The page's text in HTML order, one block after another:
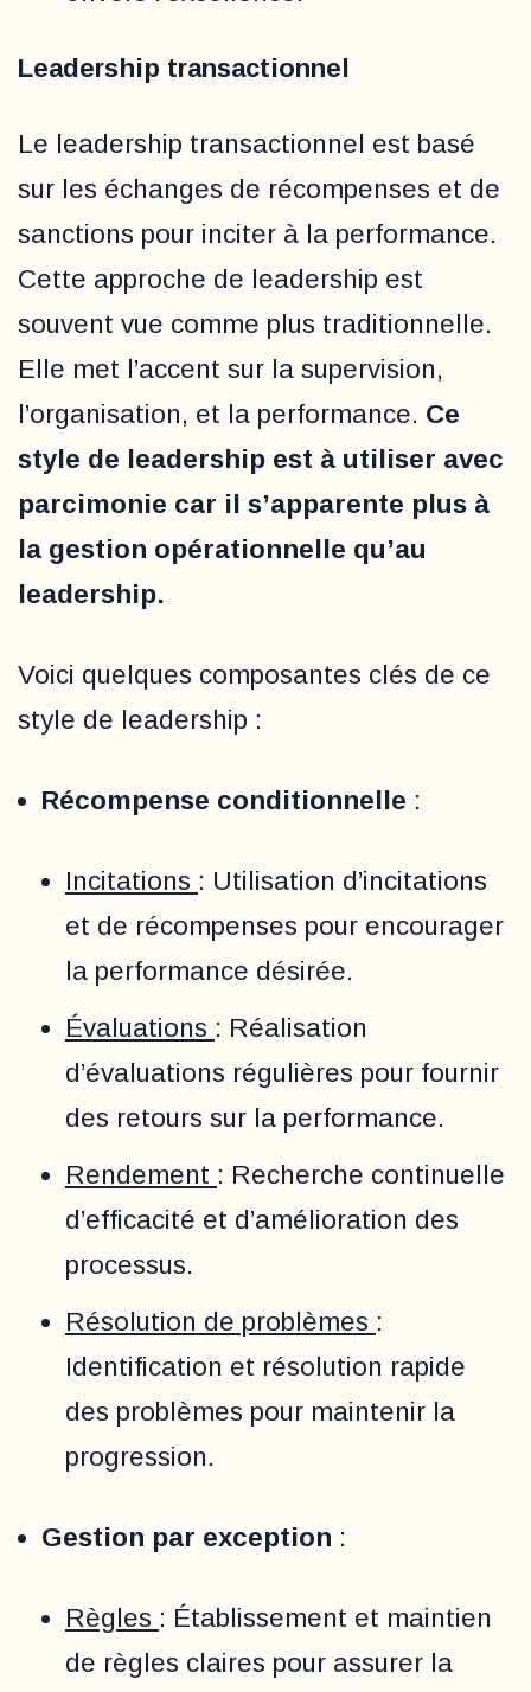
Leadership transactionnel
Le leadership transactionnel est basé
sur les échanges de récompenses et de
sanctions pour inciter à la performance.
Cette approche de leadership est
souvent vue comme plus traditionnelle.
Elle met l’accent sur la supervision,
l’organisation, et la performance. Ce
style de leadership est à utiliser avec
parcimonie car il s’apparente plus à
la gestion opérationnelle qu’au
leadership.
Voici quelques composantes clés de ce
style de leadership :
Récompense conditionnelle :
Incitations : Utilisation d’incitations
et de récompenses pour encourager
la performance désirée.
Évaluations : Réalisation
d’évaluations régulières pour fournir
des retours sur la performance.
Rendement : Recherche continuelle
d’efficacité et d’amélioration des
processus.
Résolution de problèmes :
Identification et résolution rapide
des problèmes pour maintenir la
progression.
Gestion par exception :
Règles : Établissement et maintien
de règles claires pour assurer la